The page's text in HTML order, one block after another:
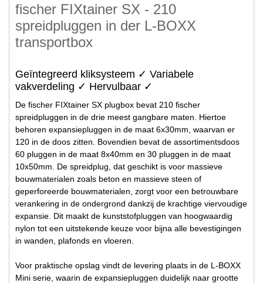
fischer FIXtainer SX - 210
spreidpluggen in der L-BOXX
transportbox
Geïntegreerd kliksysteem ✓ Variabele
vakverdeling ✓ Hervulbaar ✓
De fischer FIXtainer SX plugbox bevat 210 fischer
spreidpluggen in de drie meest gangbare maten. Hiertoe
behoren expansiepluggen in de maat 6x30mm, waarvan er
120 in de doos zitten. Bovendien bevat de assortimentsdoos
60 pluggen in de maat 8x40mm en 30 pluggen in de maat
10x50mm. De spreidplug, dat geschikt is voor massieve
bouwmaterialen zoals beton en massieve steen of
geperforeerde bouwmaterialen, zorgt voor een betrouwbare
verankering in de ondergrond dankzij de krachtige viervoudige
expansie. Dit maakt de kunststofpluggen van hoogwaardig
nylon tot een uitstekende keuze voor bijna alle bevestigingen
in wanden, plafonds en vloeren.
Voor praktische opslag vindt de levering plaats in de L-BOXX
Mini serie, waarin de expansiepluggen duidelijk naar grootte